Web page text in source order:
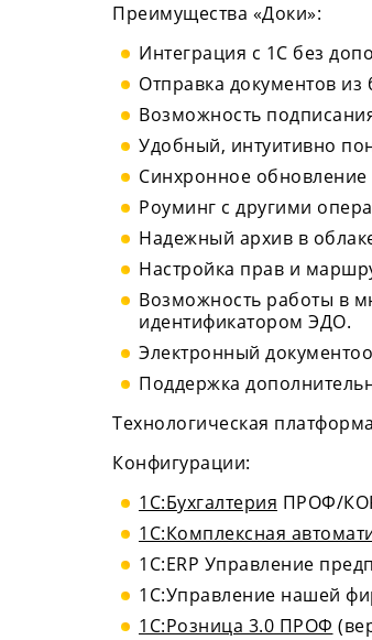
Преимущества «Доки»:
Интеграция с 1С без
Отправка документов
Возможность
Удобный, интуитивно
Синхронное обновление
Роуминг с другими
Надежный архив в
Настройка прав и
Возможность работы в
идентификатором ЭДО.
Электронный
Поддержка
Технологическая платформа
Конфигурации:
1С:Бухгалтерия ПРОФ/
1С:Комплексная
1С:ERP Управление
1С:Управление нашей
1С:Розница 3.0 ПРОФ